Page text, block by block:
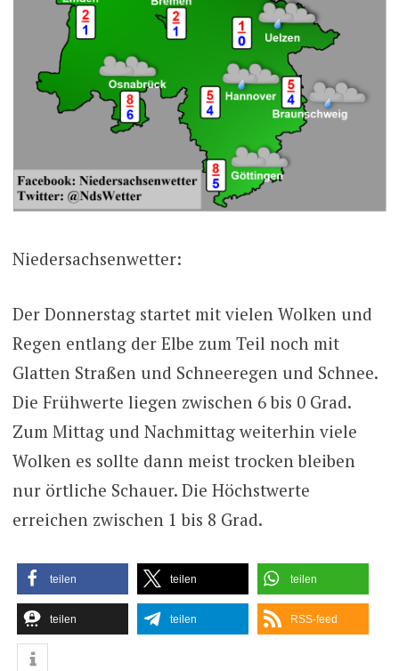
Niedersachsenwetter:
Der Donnerstag startet mit vielen Wolken und
Regen entlang der Elbe zum Teil noch mit
Glatten Straßen und Schneeregen und Schnee.
Die Frühwerte liegen zwischen 6 bis 0 Grad.
Zum Mittag und Nachmittag weiterhin viele
Wolken es sollte dann meist trocken bleiben
nur örtliche Schauer. Die Höchstwerte
erreichen zwischen 1 bis 8 Grad.
teilen teilen teilen
teilen teilen RSS-feed